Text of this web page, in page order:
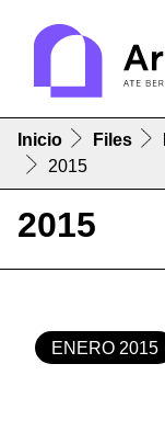
Inicio Files
2015
2015
ENERO 2015